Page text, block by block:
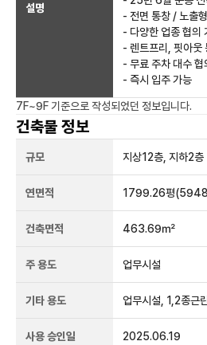
설명
- 전면 통창 / 노출
- 다양한 업종 협의
- 렌트프리, 핏아웃
- 무료 주차 대수
- 즉시 입주 가능
7F~9F 기준으로 작성되었던 정보입니다.
건축물 정보
규모 지상12층, 지하2층
연면적 1799.26평
건축면적 463.69㎡
주 용도 업무시설
기타 용도 업무시설, 1,2종근
사용 승인일 2025.06.19